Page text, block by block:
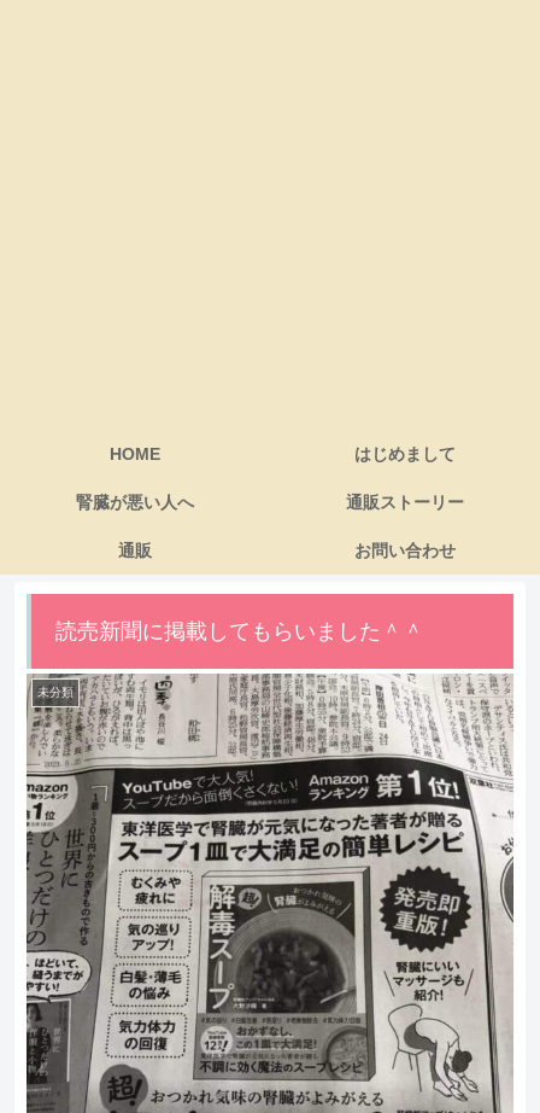
HOME はじめまして
腎臓が悪い人へ 通販ストーリー
通販 お問い合わせ
読売新聞に掲載してもらいました＾＾
未分類